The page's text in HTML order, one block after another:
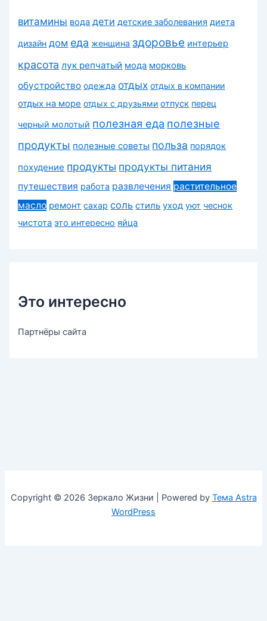
витамины вода дети детские заболевания диета
дизайн дом еда женщина здоровье интерьер
красота лук репчатый мода морковь
обустройство одежда отдых отдых в компании
отдых на море отдых с друзьями отпуск перец
черный молотый полезная еда полезные
продукты полезные советы польза порядок
похудение продукты продукты питания
путешествия работа развлечения растительное
масло ремонт сахар соль стиль уход уют чеснок
чистота это интересно яйца
Это интересно
Партнёры сайта
Copyright © 2026 Зеркало Жизни | Powered by Тема Astra
WordPress